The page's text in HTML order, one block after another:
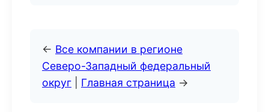
← Все компании в регионе
Северо-Западный федеральный
округ
Главная страница →